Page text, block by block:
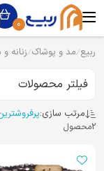
0
ربیع مد و پوشاک زنانه و
فیلتر محصولات
مرتب سازی:
2محصول